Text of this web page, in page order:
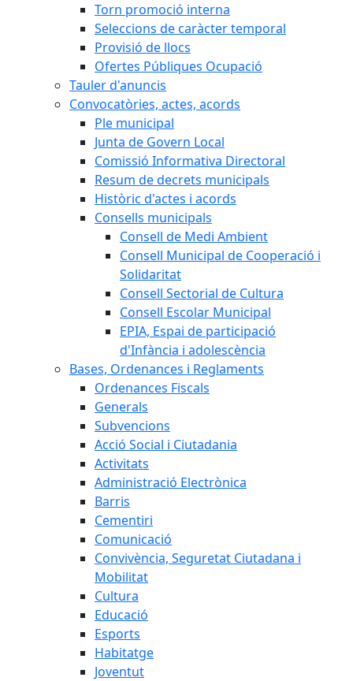
Torn promoció interna
Seleccions de caràcter temporal
Provisió de llocs
Ofertes Públiques Ocupació
Tauler d'anuncis
Convocatòries, actes, acords
Ple municipal
Junta de Govern Local
Comissió Informativa Directoral
Resum de decrets municipals
Històric d'actes i acords
Consells municipals
Consell de Medi Ambient
Consell Municipal de Cooperació i
Solidaritat
Consell Sectorial de Cultura
Consell Escolar Municipal
EPIA, Espai de participació
d'Infància i adolescència
Bases, Ordenances i Reglaments
Ordenances Fiscals
Generals
Subvencions
Acció Social i Ciutadania
Activitats
Administració Electrònica
Barris
Cementiri
Comunicació
Convivència, Seguretat Ciutadana i
Mobilitat
Cultura
Educació
Esports
Habitatge
Joventut